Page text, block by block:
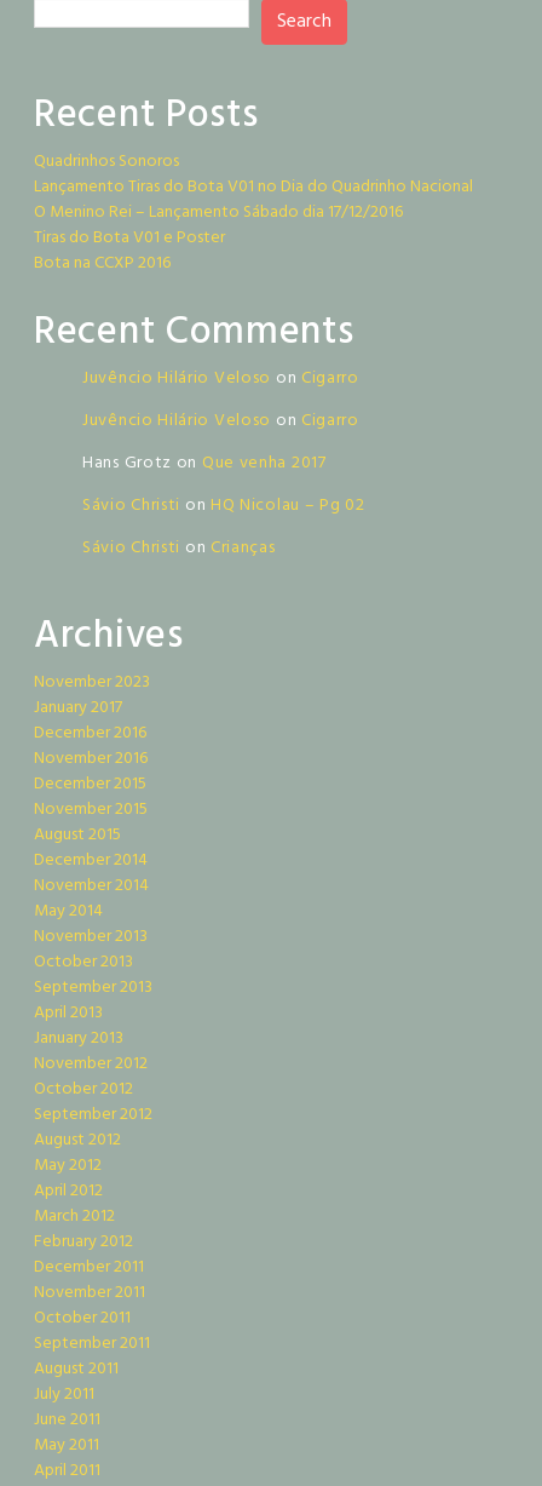
Search
Recent Posts
Quadrinhos Sonoros
Lançamento Tiras do Bota V01 no Dia do Quadrinho Nacional
O Menino Rei – Lançamento Sábado dia 17/12/2016
Tiras do Bota V01 e Poster
Bota na CCXP 2016
Recent Comments
Juvêncio Hilário Veloso on Cigarro
Juvêncio Hilário Veloso on Cigarro
Hans Grotz on Que venha 2017
Sávio Christi on HQ Nicolau – Pg 02
Sávio Christi on Crianças
Archives
November 2023
January 2017
December 2016
November 2016
December 2015
November 2015
August 2015
December 2014
November 2014
May 2014
November 2013
October 2013
September 2013
April 2013
January 2013
November 2012
October 2012
September 2012
August 2012
May 2012
April 2012
March 2012
February 2012
December 2011
November 2011
October 2011
September 2011
August 2011
July 2011
June 2011
May 2011
April 2011